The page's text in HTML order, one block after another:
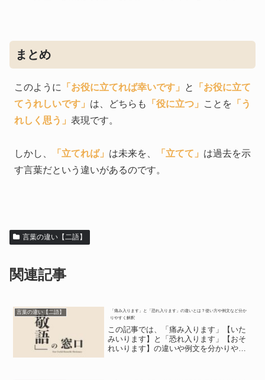
まとめ
このように 「お役に立てれば幸いです」 と
「お役に立て
てうれしいです」 は、どちらも 「役に立つ」 ことを 「う
れしく思う」 表現です。
しかし、 「立てれば」 は未来を、 「立てて」 は過去を示
す言葉だという違いがあるのです。
言葉の違い【二語】
関連記事
言葉の違い【二語】
「痛み入ります」と「恐れ入ります」の違いとは？使い方や例文など分か
りやすく解釈
この記事では、「痛み入ります」【いた
みいります】と「恐れ入ります」【おそ
れいります】の違いや例文を分かりやす